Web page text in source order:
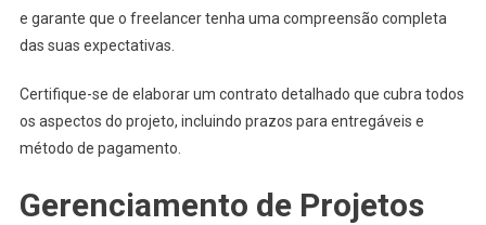
e garante que o freelancer tenha uma compreensão completa
das suas expectativas.
Certifique-se de elaborar um contrato detalhado que cubra todos
os aspectos do projeto, incluindo prazos para entregáveis e
método de pagamento.
Gerenciamento de Projetos